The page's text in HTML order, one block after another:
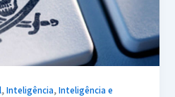
,Inteligência,Inteligência e